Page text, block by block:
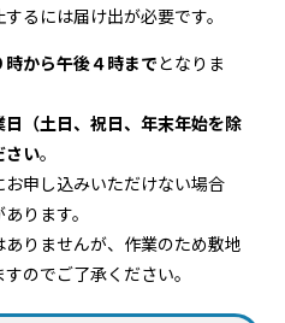
るには届け出が必要です。
から午後４時までとなりま
日（土日、祝日、年末年始を除
さい。
申し込みいただけない場合
ります。
りませんが、作業のため敷地
のでご了承ください。